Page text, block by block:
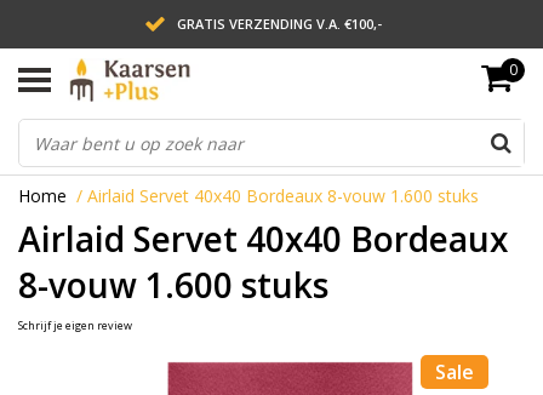
GRATIS VERZENDING V.A. €100,-
LEVERING BINNEN 2 WERKDAGEN
ACHTERAF BETALEN VIA AFTERPAY
0
Home / Airlaid Servet 40x40 Bordeaux 8-vouw 1.600 stuks
Airlaid Servet 40x40 Bordeaux
8-vouw 1.600 stuks
Schrijf je eigen review
Sale